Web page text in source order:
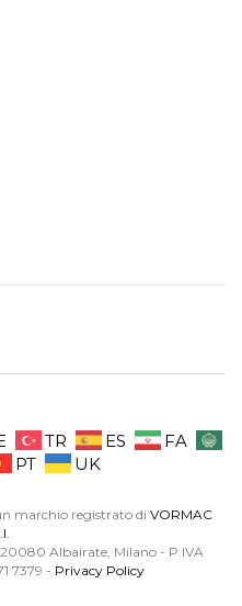
TR ES
FA
PT UK
marchio registrato di VORMAC
Albairate, Milano - P.IVA
7379 - Privacy Policy